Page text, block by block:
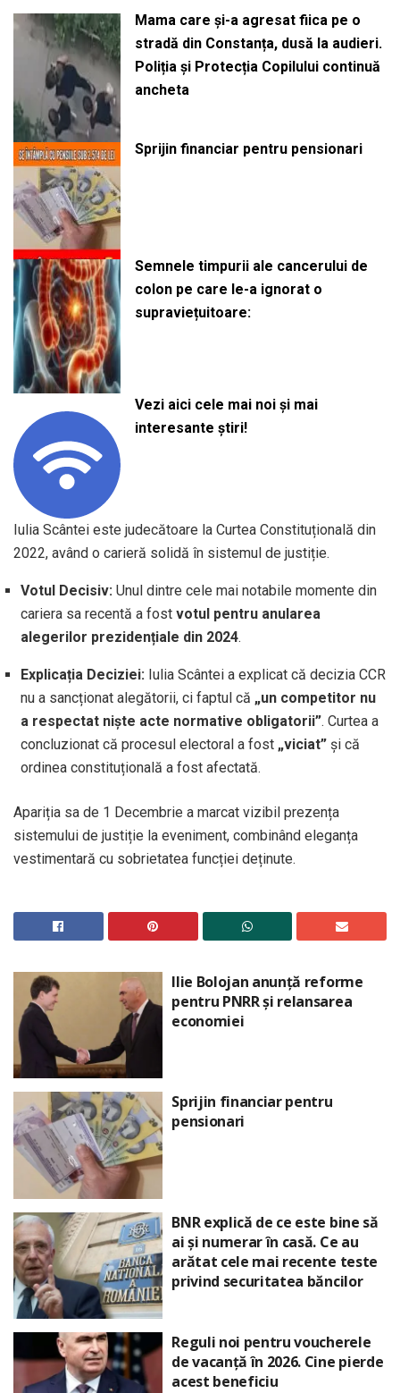
Mama care și-a agresat fiica pe o
stradă din Constanța, dusă la audieri.
Poliția și Protecția Copilului continuă
ancheta
Sprijin financiar pentru pensionari
Semnele timpurii ale cancerului de
colon pe care le-a ignorat o
supraviețuitoare:
Vezi aici cele mai noi și mai
interesante știri!
Iulia Scântei este judecătoare la Curtea Constituțională din
2022, având o carieră solidă în sistemul de justiție.
Votul Decisiv: Unul dintre cele mai notabile momente din
cariera sa recentă a fost votul pentru anularea
alegerilor prezidențiale din 2024.
Explicația Deciziei: Iulia Scântei a explicat că decizia CCR
nu a sancționat alegătorii, ci faptul că „un competitor nu
a respectat niște acte normative obligatorii”. Curtea a
concluzionat că procesul electoral a fost „viciat” și că
ordinea constituțională a fost afectată.
Apariția sa de 1 Decembrie a marcat vizibil prezența
sistemului de justiție la eveniment, combinând eleganța
vestimentară cu sobrietatea funcției deținute.
Ilie Bolojan anunță reforme
pentru PNRR și relansarea
economiei
Sprijin financiar pentru
pensionari
BNR explică de ce este bine să
ai și numerar în casă. Ce au
arătat cele mai recente teste
privind securitatea băncilor
Reguli noi pentru voucherele
de vacanță în 2026. Cine pierde
acest beneficiu